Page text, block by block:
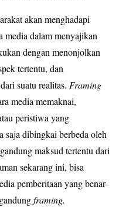
akan menghadapi
media dalam menyajikan
dengan menonjolkan
tertentu, dan
suatu realitas. Framing
media memaknai,
peristiwa yang
saja dibingkai berbeda oleh
maksud tertentu dari
sekarang ini, bisa
pemberitaan yang benar-
framing.